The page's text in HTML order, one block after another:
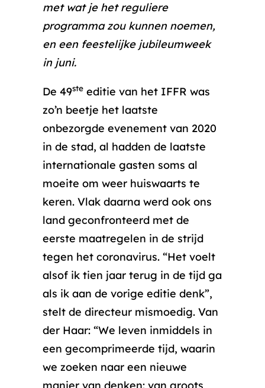
met wat je het reguliere
programma zou kunnen noemen,
en een feestelijke jubileumweek
in juni.
De 49ste editie van het IFFR was
zo’n beetje het laatste
onbezorgde evenement van 2020
in de stad, al hadden de laatste
internationale gasten soms al
moeite om weer huiswaarts te
keren. Vlak daarna werd ook ons
land geconfronteerd met de
eerste maatregelen in de strijd
tegen het coronavirus. “Het voelt
alsof ik tien jaar terug in de tijd ga
als ik aan de vorige editie denk”,
stelt de directeur mismoedig. Van
der Haar: “We leven inmiddels in
een gecomprimeerde tijd, waarin
we zoeken naar een nieuwe